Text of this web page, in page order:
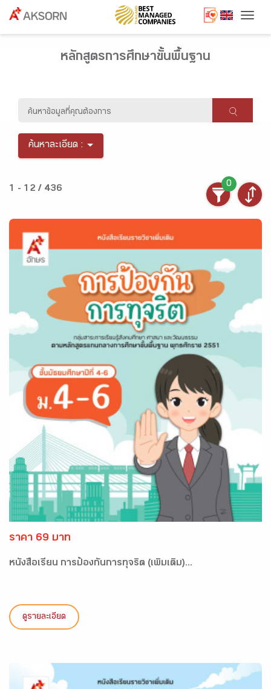
หลักสูตรการศึกษาขั้นพื้นฐาน
ค้นหาละเอียด :
1 - 12 / 436
0
ราคา 69 บาท
หนังสือเรียน การป้องกันการทุจริต (เพิ่มเติม)...
ดูรายละเอียด